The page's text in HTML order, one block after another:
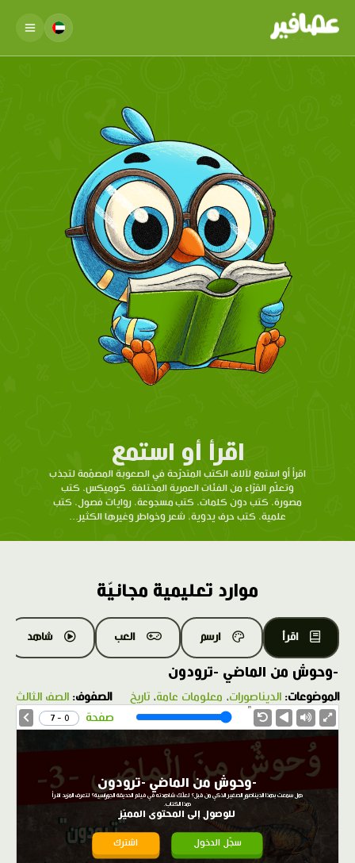
اقرأ أو استمع
اقرأ أو استمع لآلاف الكتب المتدرّحة في الصعوبة المصمّمة لتجذب
وتعلّم القرّاء من الفئات العمرية المختلفة. كوميكس، كتب
مصورة، كتب دون كلمات، كتب مسجوعة، روايات فصول، كتب
علمية، كتب حرف يدوية، شعر وخواطر وغيرها الكثير...
موارد تعليمية مجانيّة
اقرأ ارسم العب شاهد
-وحوش من الماضي -ترودون
الموضوعات: الديناصورات، معلومات عامة، تاريخ الصفوف: الصف الثالث
صفحة 0 - 7
-وحوش من الماضي -ترودون
هل سمعت بهذا الديناصور الصغير الذكي من قبل؟ لعلّك شاهدته في فيلم الحديقة الجوراسية؟ لتعرف المزيد اقرأ
هذا الكتاب.
للوصول إلى المحتوى المميّز
سجّل الدخول اشترك